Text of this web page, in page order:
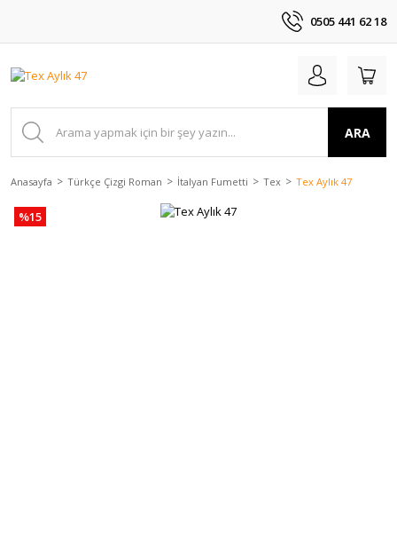
0505 441 62 18
ARA
Anasayfa Türkçe Çizgi Roman İtalyan Fumetti Tex Tex Aylık 47
%15